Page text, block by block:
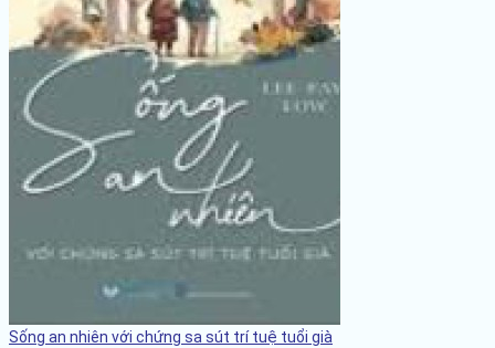
Sống an nhiên với chứng sa sút trí tuệ tuổi già